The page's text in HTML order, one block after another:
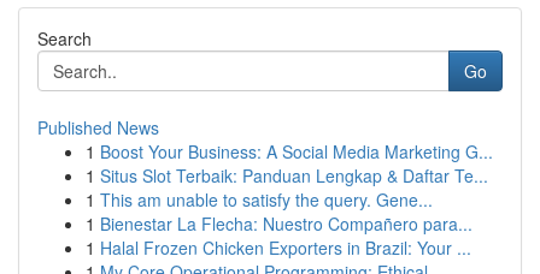
Search
Go
Published News
1 Boost Your Business: A Social Media Marketing G...
1 Situs Slot Terbaik: Panduan Lengkap & Daftar Te...
1 This am unable to satisfy the query. Gene...
1 Bienestar La Flecha: Nuestro Compañero para...
1 Halal Frozen Chicken Exporters in Brazil: Your ...